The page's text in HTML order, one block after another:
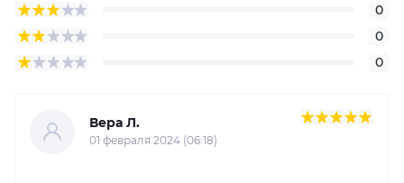
0
0
0
Вера Л.
01 февраля 2024 (06:18)